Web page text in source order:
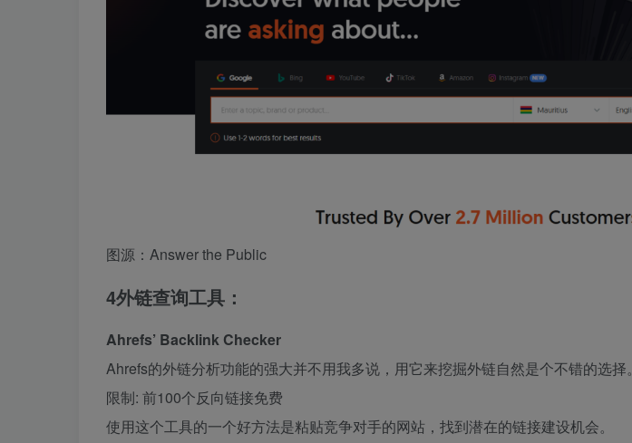
图源：Answer the Public
4外链查询工具：
Ahrefs’ Backlink Checker
Ahrefs的外链分析功能的强大并不用我多说，用它来挖掘外链自然是个不错的选择。
限制: 前100个反向链接免费
使用这个工具的一个好方法是粘贴竞争对手的网站，找到潜在的链接建设机会。